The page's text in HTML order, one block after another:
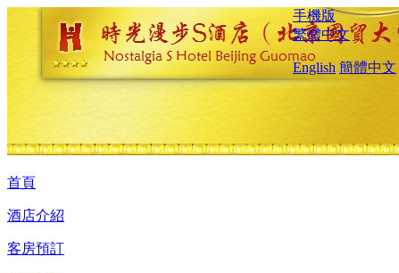
手機版
繁體中文
English 簡體中文
首頁
酒店介紹
客房預訂